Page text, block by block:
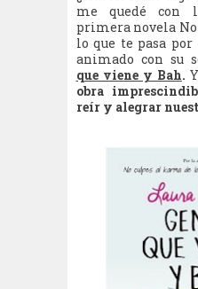
me quedé con
primera novela
lo que te pasa
animado con su
que viene y Bah.
obra
reír y alegrar